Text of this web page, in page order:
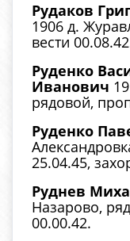
Рудаков
1906 д.
вести
Руденко
Иванович
рядовой,
Руденко
25.04.45,
Руднев
Назарово,
00.00.42.